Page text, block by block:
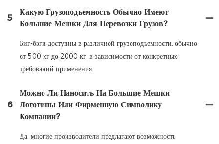
5
Какую Грузоподъемность Обычно Имеют
Большие Мешки Для Перевозки Грузов?
Биг-бэги доступны в различной грузоподъемности, обычно
от 500 кг до 2000 кг, в зависимости от конкретных
требований применения.
6
Можно Ли Наносить На Большие Мешки
Логотипы Или Фирменную Символику
Компании?
Да, многие производители предлагают возможность